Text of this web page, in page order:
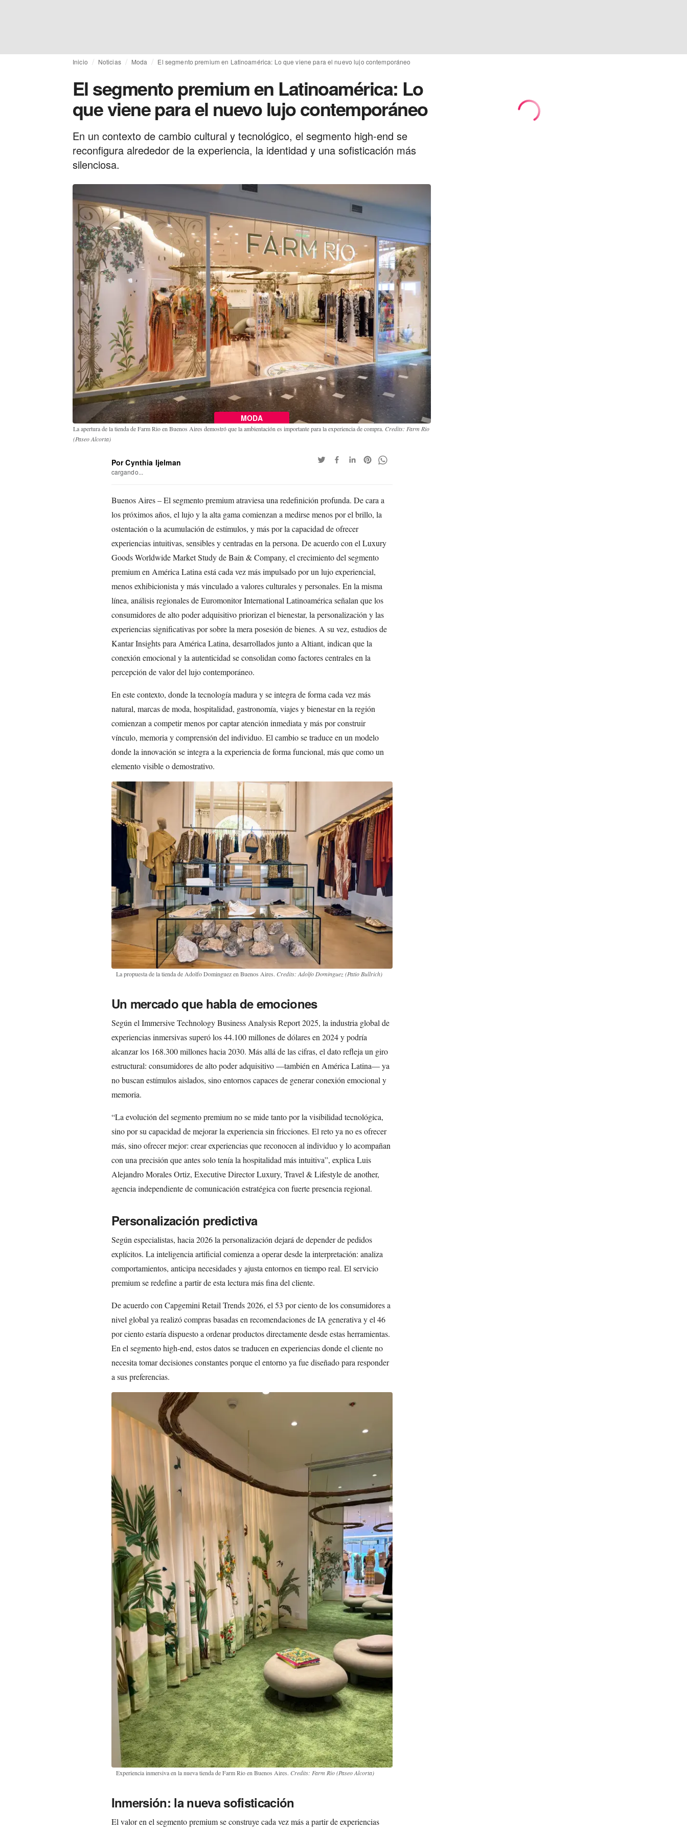
Inicio Noticias Moda El segmento premium en Latinoamérica: Lo que viene para el nuevo lujo contemporáneo
El segmento premium en Latinoamérica: Lo
que viene para el nuevo lujo contemporáneo
En un contexto de cambio cultural y tecnológico, el segmento high-end se
reconfigura alrededor de la experiencia, la identidad y una sofisticación más
silenciosa.
MODA
La apertura de la tienda de Farm Rio en Buenos Aires demostró que la ambientación es importante para la experiencia de compra. Credits: Farm Rio
(Paseo Alcorta)
Por Cynthia Ijelman
cargando...
Buenos Aires – El segmento premium atraviesa una redefinición profunda. De cara a
los próximos años, el lujo y la alta gama comienzan a medirse menos por el brillo, la
ostentación o la acumulación de estímulos, y más por la capacidad de ofrecer
experiencias intuitivas, sensibles y centradas en la persona. De acuerdo con el Luxury
Goods Worldwide Market Study de Bain & Company, el crecimiento del segmento
premium en América Latina está cada vez más impulsado por un lujo experiencial,
menos exhibicionista y más vinculado a valores culturales y personales. En la misma
línea, análisis regionales de Euromonitor International Latinoamérica señalan que los
consumidores de alto poder adquisitivo priorizan el bienestar, la personalización y las
experiencias significativas por sobre la mera posesión de bienes. A su vez, estudios de
Kantar Insights para América Latina, desarrollados junto a Altiant, indican que la
conexión emocional y la autenticidad se consolidan como factores centrales en la
percepción de valor del lujo contemporáneo.
En este contexto, donde la tecnología madura y se integra de forma cada vez más
natural, marcas de moda, hospitalidad, gastronomía, viajes y bienestar en la región
comienzan a competir menos por captar atención inmediata y más por construir
vínculo, memoria y comprensión del individuo. El cambio se traduce en un modelo
donde la innovación se integra a la experiencia de forma funcional, más que como un
elemento visible o demostrativo.
La propuesta de la tienda de Adolfo Dominguez en Buenos Aires. Credits: Adolfo Dominguez (Patio Bullrich)
Un mercado que habla de emociones
Según el Immersive Technology Business Analysis Report 2025, la industria global de
experiencias inmersivas superó los 44.100 millones de dólares en 2024 y podría
alcanzar los 168.300 millones hacia 2030. Más allá de las cifras, el dato refleja un giro
estructural: consumidores de alto poder adquisitivo —también en América Latina— ya
no buscan estímulos aislados, sino entornos capaces de generar conexión emocional y
memoria.
“La evolución del segmento premium no se mide tanto por la visibilidad tecnológica,
sino por su capacidad de mejorar la experiencia sin fricciones. El reto ya no es ofrecer
más, sino ofrecer mejor: crear experiencias que reconocen al individuo y lo acompañan
con una precisión que antes solo tenía la hospitalidad más intuitiva”, explica Luis
Alejandro Morales Ortiz, Executive Director Luxury, Travel & Lifestyle de another,
agencia independiente de comunicación estratégica con fuerte presencia regional.
Personalización predictiva
Según especialistas, hacia 2026 la personalización dejará de depender de pedidos
explícitos. La inteligencia artificial comienza a operar desde la interpretación: analiza
comportamientos, anticipa necesidades y ajusta entornos en tiempo real. El servicio
premium se redefine a partir de esta lectura más fina del cliente.
De acuerdo con Capgemini Retail Trends 2026, el 53 por ciento de los consumidores a
nivel global ya realizó compras basadas en recomendaciones de IA generativa y el 46
por ciento estaría dispuesto a ordenar productos directamente desde estas herramientas.
En el segmento high-end, estos datos se traducen en experiencias donde el cliente no
necesita tomar decisiones constantes porque el entorno ya fue diseñado para responder
a sus preferencias.
Experiencia inmersiva en la nueva tienda de Farm Rio en Buenos Aires. Credits: Farm Rio (Paseo Alcorta)
Inmersión: la nueva sofisticación
El valor en el segmento premium se construye cada vez más a partir de experiencias